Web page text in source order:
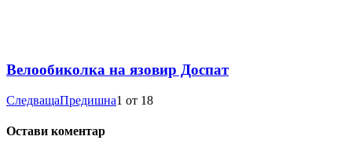
Велообиколка на язовир Доспат
СледващаПредишна1 от 18
Остави коментар